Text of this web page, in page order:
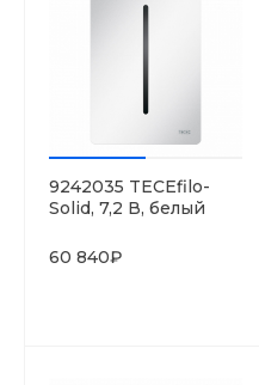
9242035 TECEfilo-
Solid, 7,2 В, белый
60 840₽